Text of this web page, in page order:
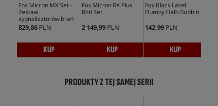
Fox Micron MX Set -
Zestaw
sygnalizatorów brań
829,86 PLN
KUP
Fox Micron RX Plus
Rod Set
2 149,99 PLN
KUP
Fox Black Label
Dumpy Halo Bobbin
142,99 PLN
KUP
PRODUKTY Z TEJ SAMEJ SERII